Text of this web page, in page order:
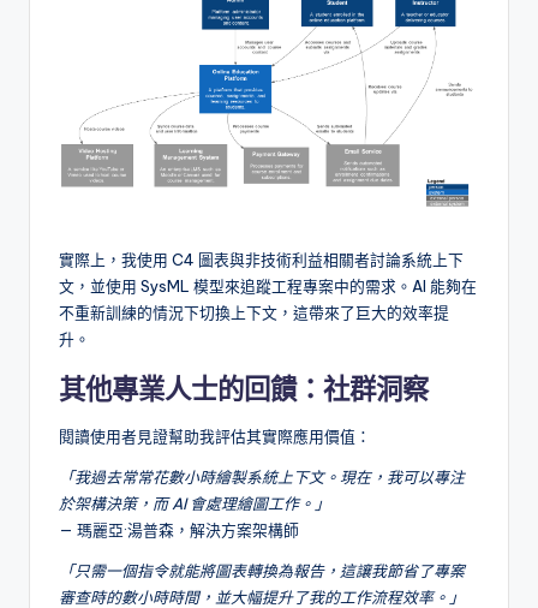
實際上，我使用 C4 圖表與非技術利益相關者討論系統上下
文，並使用 SysML 模型來追蹤工程專案中的需求。AI 能夠在
不重新訓練的情況下切換上下文，這帶來了巨大的效率提
升。
其他專業人士的回饋：社群洞察
閱讀使用者見證幫助我評估其實際應用價值：
「我過去常常花數小時繪製系統上下文。現在，我可以專注
於架構決策，而 AI 會處理繪圖工作。」
— 瑪麗亞·湯普森，解決方案架構師
「只需一個指令就能將圖表轉換為報告，這讓我節省了專案
審查時的數小時時間，並大幅提升了我的工作流程效率。」